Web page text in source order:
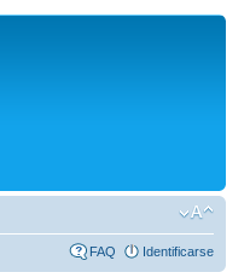
FAQ Identificarse